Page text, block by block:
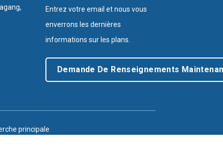
Entrez votre email et nous vous
enverrons les dernières
informations sur les plans.
Demande De Renseignements
principale